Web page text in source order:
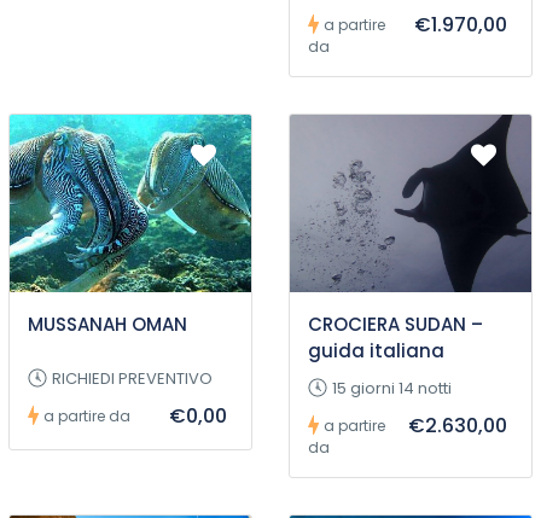
a partire
da
€1.970,00
MUSSANAH OMAN
RICHIEDI PREVENTIVO
a partire da €0,00
CROCIERA SUDAN –
guida italiana
15 giorni 14 notti
a partire
da
€2.630,00